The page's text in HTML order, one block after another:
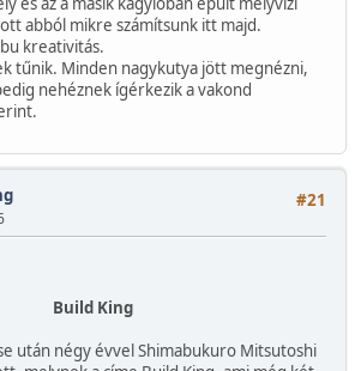
abból mikre számítsunk itt majd.
kreativitás.
tűnik. Minden nagykutya jött megnézni,
nehéznek ígérkezik a vakond
#21
Build King
után négy évvel Shimabukuro Mitsutoshi